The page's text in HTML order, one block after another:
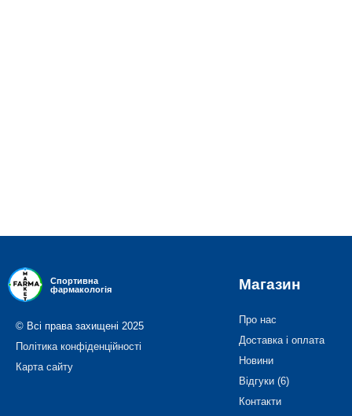
Спортивна
фармакологія
© Всі права захищені 2025
Політика конфіденційності
Карта сайту
Магазин
Про нас
Доставка і оплата
Новини
Відгуки (6)
Контакти